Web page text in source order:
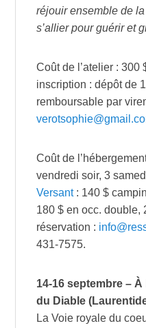
réjouir ensemble de
s’allier pour guérir et
Coût de l’atelier : 300
inscription : dépôt de
remboursable par
Coût de
vendredi soir, 3
Versant: 140 $
180 $ en occ. double,
réservation :
431-7575.
14-16 septembre –
du Diable
La Voie royale du